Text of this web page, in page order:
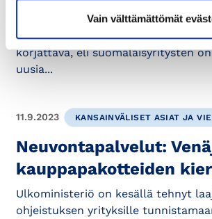
Vain välttämättömät
vientijohtajakysely
”Kysynnän ja tarjonnan kohtaanto-
korjattava, eli suomalaisyritysten
uusia...
11.9.2023 KANSAINVÄLISET ASIAT JA
Neuvontapalvelut:
kauppapakotteiden
Ulkoministeriö on kesällä tehnyt
ohjeistuksen yrityksille